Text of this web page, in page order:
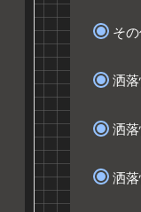
そ
洒
洒
洒